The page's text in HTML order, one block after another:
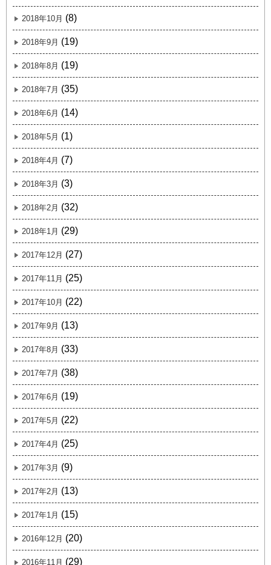
2018年10月 (8)
2018年9月 (19)
2018年8月 (19)
2018年7月 (35)
2018年6月 (14)
2018年5月 (1)
2018年4月 (7)
2018年3月 (3)
2018年2月 (32)
2018年1月 (29)
2017年12月 (27)
2017年11月 (25)
2017年10月 (22)
2017年9月 (13)
2017年8月 (33)
2017年7月 (38)
2017年6月 (19)
2017年5月 (22)
2017年4月 (25)
2017年3月 (9)
2017年2月 (13)
2017年1月 (15)
2016年12月 (20)
2016年11月 (29)